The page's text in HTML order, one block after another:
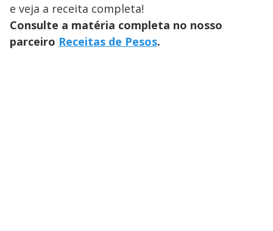
e veja a receita completa!
Consulte a matéria completa no nosso
parceiro Receitas de Pesos.